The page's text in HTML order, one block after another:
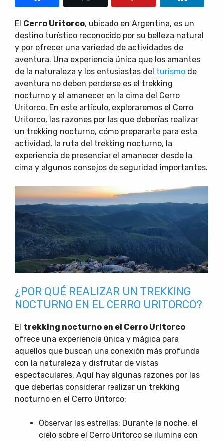
El Cerro Uritorco, ubicado en Argentina, es un
destino turístico reconocido por su belleza natural
y por ofrecer una variedad de actividades de
aventura. Una experiencia única que los amantes
de la naturaleza y los entusiastas del turismo de
aventura no deben perderse es el trekking
nocturno y el amanecer en la cima del Cerro
Uritorco. En este artículo, exploraremos el Cerro
Uritorco, las razones por las que deberías realizar
un trekking nocturno, cómo prepararte para esta
actividad, la ruta del trekking nocturno, la
experiencia de presenciar el amanecer desde la
cima y algunos consejos de seguridad importantes.
¿POR QUÉ REALIZAR UN TREKKING
NOCTURNO EN EL CERRO URITORCO?
El trekking nocturno en el Cerro Uritorco
ofrece una experiencia única y mágica para
aquellos que buscan una conexión más profunda
con la naturaleza y disfrutar de vistas
espectaculares. Aquí hay algunas razones por las
que deberías considerar realizar un trekking
nocturno en el Cerro Uritorco:
Observar las estrellas: Durante la noche, el
cielo sobre el Cerro Uritorco se ilumina con